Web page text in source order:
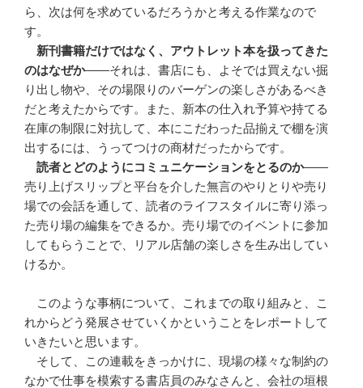
ら、次は何を求めているだろうかと考える作業なので
す。
新刊書籍だけではなく、アウトレット本を扱ってきた
のはなぜか――それは、書店にも、よそでは買えない掘
り出し物や、その場限りのバーゲンの楽しさがあるべき
だと考えたからです。また、新本の仕入れ予算や持てる
在庫の制限に対抗して、本にこだわった品揃えで棚を演
出するには、うってつけの商材だったからです。
読者とどのようにコミュニケーションをとるのか――
売り上げスリップと平台を介した無言のやりとりや売り
場での会話を通して、読者のライフスタイルに寄り添っ
た売り場の編集をできるか。売り場でのイベントに参加
してもらうことで、リアル店舗の楽しさを生み出してい
けるか。
このような事柄について、これまでの取り組みと、こ
れからどう発展させていくかということをレポートして
いきたいと思います。
そして、この連載をきっかけに、現場の様々な制約の
なかで仕事を模索する書店員のみなさんと、会社の垣根